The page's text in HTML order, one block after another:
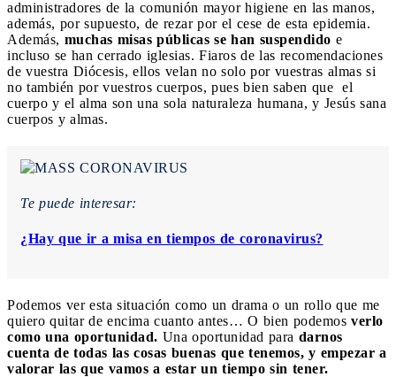
administradores de la comunión mayor higiene en las manos,
además, por supuesto, de rezar por el cese de esta epidemia.
Además, muchas misas públicas se han suspendido e
incluso se han cerrado iglesias. Fiaros de las recomendaciones
de vuestra Diócesis, ellos velan no solo por vuestras almas si
no también por vuestros cuerpos, pues bien saben que el
cuerpo y el alma son una sola naturaleza humana, y Jesús sana
cuerpos y almas.
Te puede interesar:
¿Hay que ir a misa en tiempos de coronavirus?
Podemos ver esta situación como un drama o un rollo que me
quiero quitar de encima cuanto antes… O bien podemos verlo
como una oportunidad. Una oportunidad para darnos
cuenta de todas las cosas buenas que tenemos, y empezar a
valorar las que vamos a estar un tiempo sin tener.